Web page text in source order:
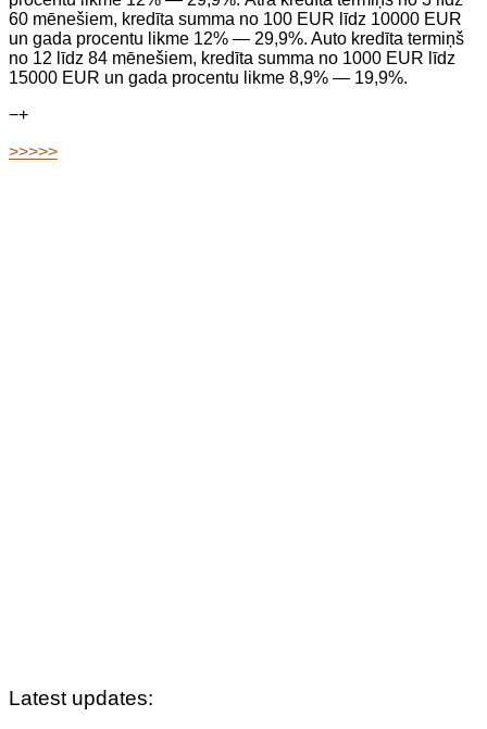
60 mēnešiem, kredīta summa no 100 EUR līdz 10000 EUR
un gada procentu likme 12% — 29,9%. Auto kredīta termiņš
no 12 līdz 84 mēnešiem, kredīta summa no 1000 EUR līdz
15000 EUR un gada procentu likme 8,9% — 19,9%.
−+
>>>>>
Latest updates: